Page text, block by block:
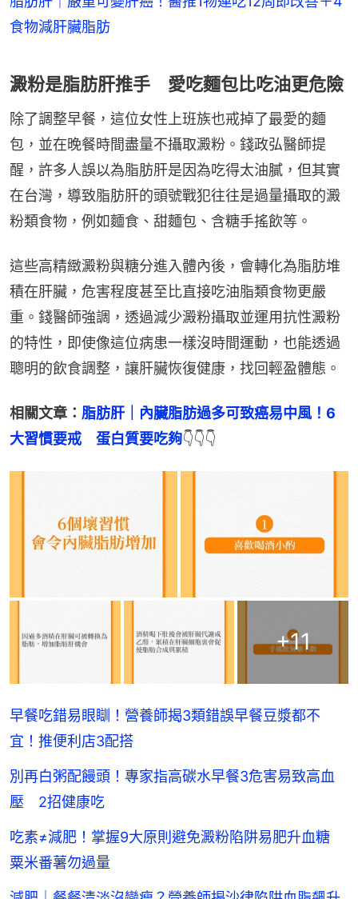
食物減肝臟脂肪
澱粉是脂肪肝推手 愛吃麵包比吃油更危險
除了調整早餐，這位女性上班族也戒掉了最愛的麵
包，並在晚餐時間盡量不攝取澱粉。錢政弘醫師提
醒，許多人誤以為脂肪肝是因為吃得太油膩，但其實
在台灣，導致脂肪肝的頭號戰犯往往是過量攝取的澱
粉類食物，例如麵食、甜麵包、含糖手搖飲等。
這些高精緻澱粉與糖分進入體內後，會轉化為脂肪堆
積在肝臟，危害程度甚至比直接吃油脂類食物更嚴
重。錢醫師強調，透過減少澱粉攝取並運用抗性澱粉
的特性，即使像這位病患一樣沒時間運動，也能透過
聰明的飲食調整，讓肝臟恢復健康，找回輕盈體態。
相關文章： 脂肪肝｜內臟脂肪過多可致癌易中風！6
大習慣要戒　蛋白質要吃夠👇👇👇
+11
早餐吃錯易眼瞓！營養師揭3類錯誤早餐豆漿都不
宜！推便利店3配搭
別再白粥配饅頭！專家指高碳水早餐3危害易致高血
壓 2招健康吃
吃素≠減肥！掌握9大原則避免澱粉陷阱易肥升血糖
粟米番薯勿過量